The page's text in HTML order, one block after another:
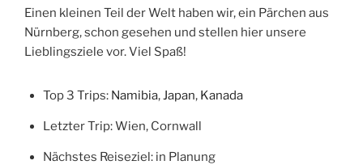
Einen kleinen Teil der Welt haben wir, ein Pärchen aus
Nürnberg, schon gesehen und stellen hier unsere
Lieblingsziele vor. Viel Spaß!
Top 3 Trips: Namibia,Japan, Kanada
Letzter Trip: Wien, Cornwall
Nächstes Reiseziel: in Planung